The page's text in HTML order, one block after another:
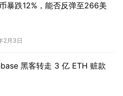
暴跌12%，能否反弹至266美
2月3日
黑客转走 3 亿 ETH 赃款